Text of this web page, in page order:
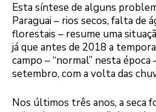
Esta síntese de alguns
Paraguai – rios secos, falta de
florestais – resume uma
já que antes de 2018 a
campo – “normal” nesta época
setembro, com a volta das
Nos últimos três anos, a seca